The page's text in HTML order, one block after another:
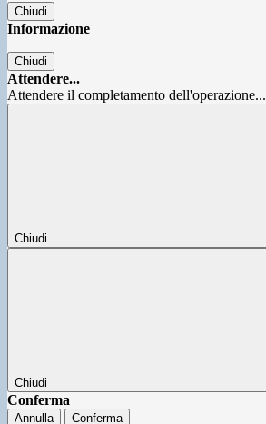
Chiudi
Informazione
Chiudi
Attendere...
Attendere il completamento dell'operazione...
Chiudi
Chiudi
Conferma
Annulla Conferma